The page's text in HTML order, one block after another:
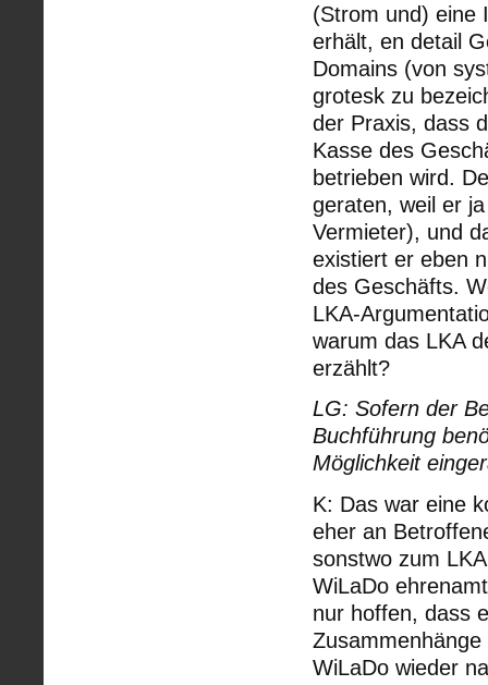
(Strom und) eine
erhält, en detail
Domains (von
grotesk zu
der Praxis, dass
Kasse des
betrieben wird.
geraten, weil er
Vermieter), und
existiert er eben
des Geschäfts.
LKA-
warum das LKA
erzählt?
LG: Sofern der
Buchführung
Möglichkeit
K: Das war eine
eher an
sonstwo zum
WiLaDo
nur hoffen, dass
WiLaDo wieder